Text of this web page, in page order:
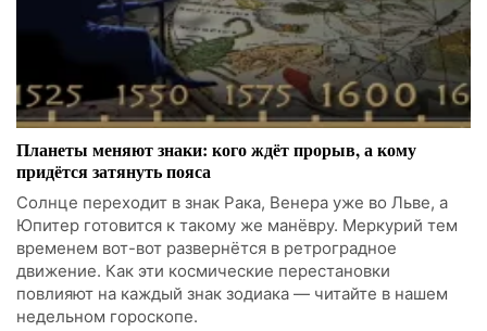
Планеты меняют знаки: кого ждёт прорыв, а кому
придётся затянуть пояса
Солнце переходит в знак Рака, Венера уже во Льве, а
Юпитер готовится к такому же манёвру. Меркурий тем
временем вот-вот развернётся в ретроградное
движение. Как эти космические перестановки
повлияют на каждый знак зодиака — читайте в нашем
недельном гороскопе.